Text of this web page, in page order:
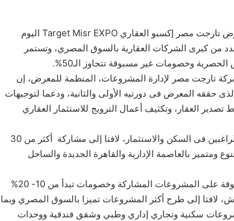
وسط إقبال كبير، انطلقت فعاليات الدورة الثالثة لمعرض تارجت مصر إكسبو العقاري Target Misr EXPO اليوم
من كبرى الشركات العقارية بالسوق المصري، وتستمر
وخصومات غير مسبوقة تتجاوز الـ50%.
تارجت مصر لإدارة المشروعات، المنظمة للمعرض، إن
حققه المعرض فى دورتيه الأولى والثانية، ودعما لتوجيهات
العقار، وتكثيف أعمال الترويج للاستثمار العقاري
وأضاف، أن المعرض يشهد إقبال ملحوظ من العملاء الراغبين فى السكن والاستثمار، لافتا إلى مشاركة أكثر من 30
تطرح أكثر من 150 مشروع متنوع ومتميز بالعاصمة الإدارية والقاهرة الجديدة والساحل
وأشار إلى أن المعرض يقدم عروض حصرية وغير مسبوقة على المشروعات المشاركة وخصومات تبدأ من 10- 20%
– 58% على أنظمة الكاش، لافتا إلى طرح أكثر المشروعات تميزا بالسوق المصري وبما
سكنية وتجاري إداري وطبي وشقق فندقية ووحدات